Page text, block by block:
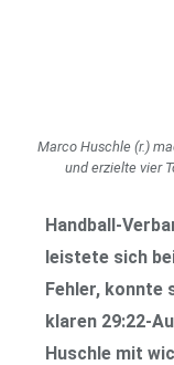
Marco Huschle (r.)
und erzielte vier
Handball-
leistete sich
Fehler, konnte
klaren 29:22-
Huschle mit